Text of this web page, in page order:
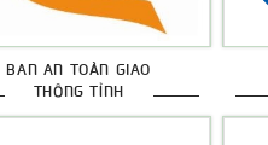
BAN AN TOÀN GIAO
THÔNG TỈNH